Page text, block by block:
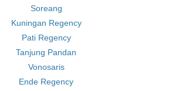
Soreang
Kuningan Regency
Pati Regency
Tanjung Pandan
Vonosaris
Ende Regency